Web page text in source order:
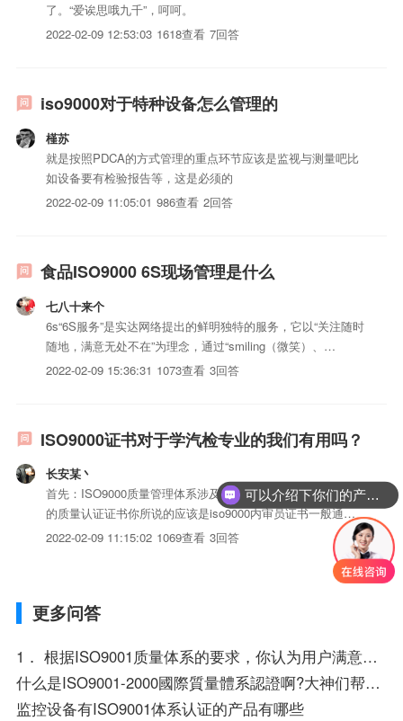
了。“爱诶思哦九千”，呵呵。
2022-02-09 12:53:03 1618查看 7回答
iso9000对于特种设备怎么管理的
槿苏
就是按照PDCA的方式管理的重点环节应该是监视与测量吧比
如设备要有检验报告等，这是必须的
2022-02-09 11:05:01 986查看 2回答
食品ISO9000 6S现场管理是什么
七八十来个
6s“6S服务”是实达网络提出的鲜明独特的服务，它以“关注随时
随地，满意无处不在”为理念，通过“smiling（微笑）、
sincere（诚挚）、speciality（专业）、speedy（快速）、
2022-02-09 15:36:31 1073查看 3回答
ISO9000证书对于学汽检专业的我们有用吗？
长安某丶
首先：ISO9000质量管理体系涉及到的证书一般是指发给企业
的质量认证证书你所说的应该是iso9000内审员证书一般通过
iso9000质量管理体系认证的公司才会需要内审员证书，并且
内审员证书是有有效期的，有效期是三年。到期后需要再先安
2022-02-09 11:15:02 1069查看 3回答
更多问答
1． 根据ISO9001质量体系的要求，你认为用户满意度好坏如何考核?
什么是ISO9001-2000國際質量體系認證啊?大神们帮帮忙
监控设备有ISO9001体系认证的产品有哪些
可以介绍下你们的产品么？